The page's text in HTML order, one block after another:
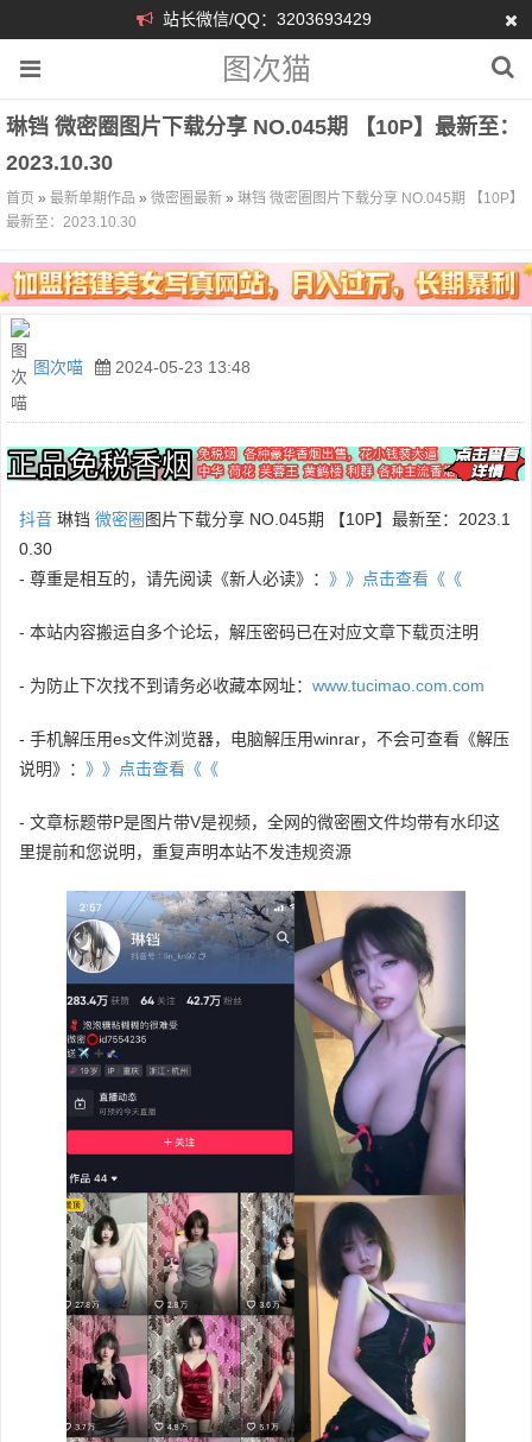
站长微信/QQ：3203693429
图次猫
琳铛 微密圈图片下载分享 NO.045期 【10P】最新至：
2023.10.30
首页 » 最新单期作品 » 微密圈最新 » 琳铛 微密圈图片下载分享 NO.045期 【10P】
最新至：2023.10.30
图次喵 2024-05-23 13:48
抖音 琳铛 微密圈 图片下载分享 NO.045期 【10P】最新至：2023.1
0.30
- 尊重是相互的，请先阅读《新人必读》： 》》点击查看《《
- 本站内容搬运自多个论坛，解压密码已在对应文章下载页注明
- 为防止下次找不到请务必收藏本网址： www.tucimao.com.com
- 手机解压用es文件浏览器，电脑解压用winrar，不会可查看《解压
说明》： 》》点击查看《《
- 文章标题带P是图片带V是视频，全网的微密圈文件均带有水印这
里提前和您说明，重复声明本站不发违规资源